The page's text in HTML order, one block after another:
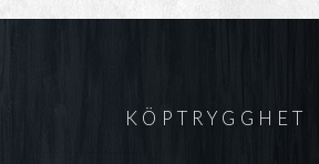
KÖPTRYGGHET